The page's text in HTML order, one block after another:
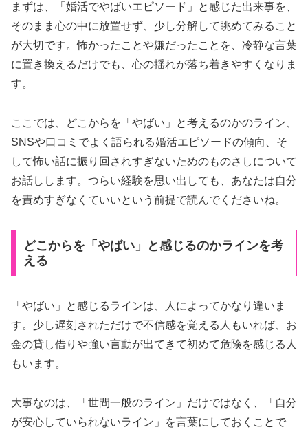
まずは、「婚活でやばいエピソード」と感じた出来事を、
そのまま心の中に放置せず、少し分解して眺めてみること
が大切です。怖かったことや嫌だったことを、冷静な言葉
に置き換えるだけでも、心の揺れが落ち着きやすくなりま
す。
ここでは、どこからを「やばい」と考えるのかのライン、
SNSや口コミでよく語られる婚活エピソードの傾向、そ
して怖い話に振り回されすぎないためのものさしについて
お話しします。つらい経験を思い出しても、あなたは自分
を責めすぎなくていいという前提で読んでくださいね。
どこからを「やばい」と感じるのかラインを考
える
「やばい」と感じるラインは、人によってかなり違いま
す。少し遅刻されただけで不信感を覚える人もいれば、お
金の貸し借りや強い言動が出てきて初めて危険を感じる人
もいます。
大事なのは、「世間一般のライン」だけではなく、「自分
が安心していられないライン」を言葉にしておくことで